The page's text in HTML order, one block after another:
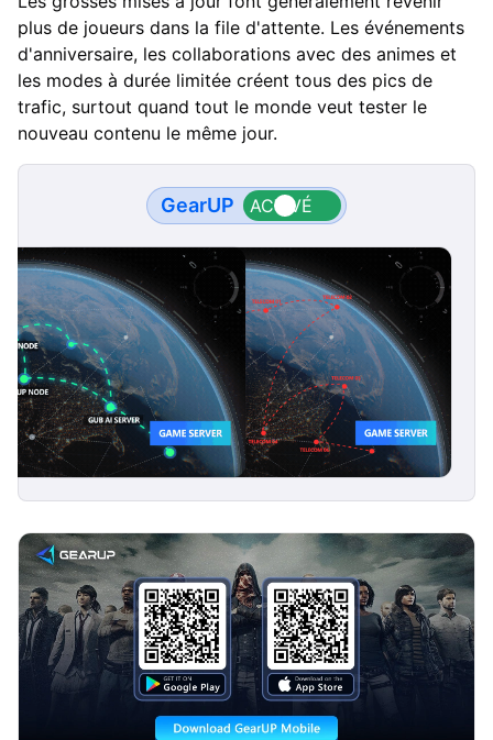
plus de joueurs dans la file d'attente. Les événements
d'anniversaire, les collaborations avec des animes et
les modes à durée limitée créent tous des pics de
trafic, surtout quand tout le monde veut tester le
nouveau contenu le même jour.
GearUP